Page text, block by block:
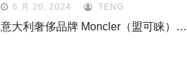
6 月 20, 2024 TENG
意大利奢侈品牌 Moncler（盟可睐）…